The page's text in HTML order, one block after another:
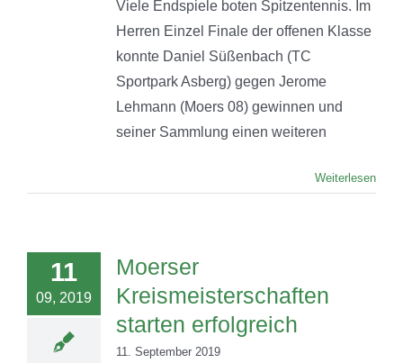
Viele Endspiele boten Spitzentennis. Im
Herren Einzel Finale der offenen Klasse
konnte Daniel Süßenbach (TC
Sportpark Asberg) gegen Jerome
Lehmann (Moers 08) gewinnen und
seiner Sammlung einen weiteren
Weiterlesen
11
09, 2019
Moerser
Kreismeisterschaften
starten erfolgreich
11. September 2019